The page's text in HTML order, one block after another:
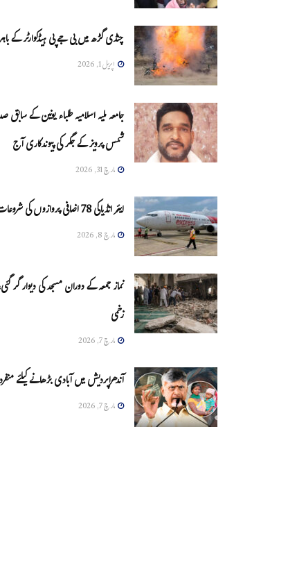
چنڈی گڑھ میں بی جے پی ہیڈکوارٹر کے
اپریل 1, 2026
جامعہ ملیہ اسلامیہ طلباء یونین کے سابق
شمس پرویز کے جگر کی پیوندکاری آج
مارچ 31, 2026
ایئر انڈیاکی 78 اضافی پروازوں کی شروعات
مارچ 8, 2026
زخمی
مارچ 7, 2026
آندھراپردیش میں آبادی بڑھانے کیلئے
مارچ 7, 2026